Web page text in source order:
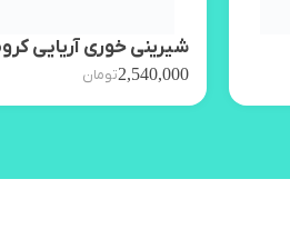
شیرینی خوری آریایی
2,540,000تومان